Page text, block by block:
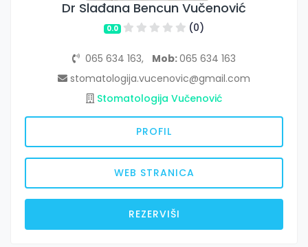
Dr Slađana Bencun Vučenović
0.0 (0)
065 634 163, Mob:065 634 163
stomatologija.vucenovic@gmail.com
Stomatologija Vučenović
PROFIL
WEB STRANICA
REZERVIŠI